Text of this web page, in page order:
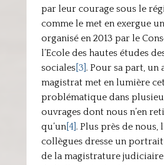
par leur courage sous le
comme le met en exergue
organisé en 2013 par le
l’Ecole des hautes études
sociales[3]. Pour sa part, un
magistrat met en lumière
problématique dans
ouvrages dont nous n’en
qu’un[4]. Plus près de nous,
collègues dresse un
de la magistrature